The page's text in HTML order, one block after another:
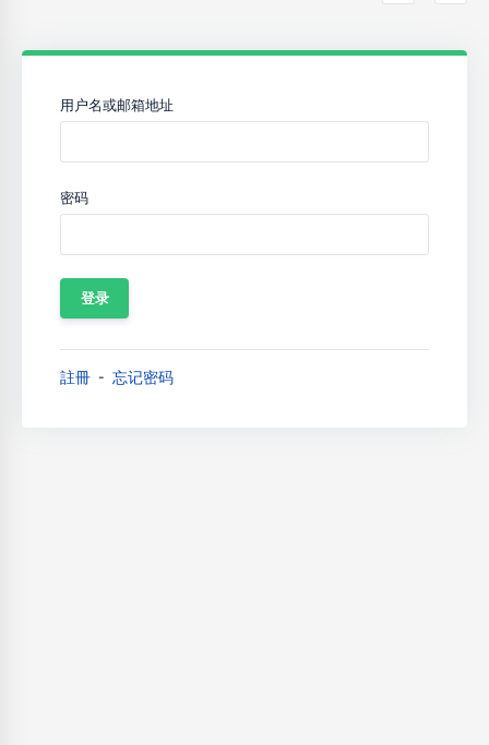
用户名或邮箱地址
密码
註冊 忘记密码